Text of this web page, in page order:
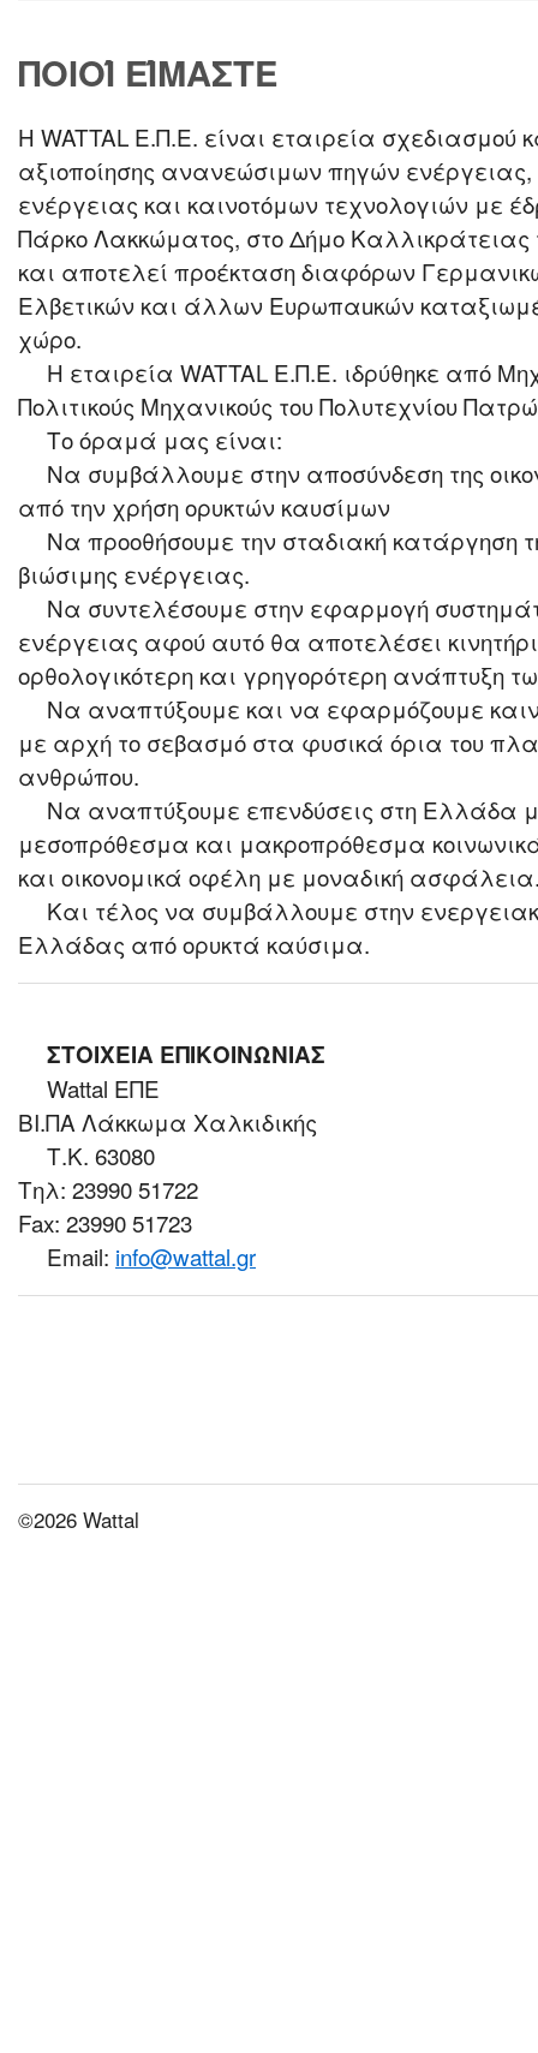
ΠΟΙΟΊ ΕΊΜΑΣΤΕ
Η WATTAL Ε.Π.Ε. είναι εταιρεία σχεδιασμού
αξιοποίησης ανανεώσιμων πηγών ενέργειας,
ενέργειας και καινοτόμων τεχνολογιών με
Πάρκο Λακκώματος, στο Δήμο Καλλικράτειας
και αποτελεί προέκταση διαφόρων
Ελβετικών και άλλων Ευρωπαuκών
χώρο.
Η εταιρεία WATTAL Ε.Π.Ε. ιδρύθηκε από
Πολιτικούς Μηχανικούς του Πολυτεχνίου
Το όραμά μας είναι:
Nα συμβάλλουμε στην αποσύνδεση της
από την χρήση ορυκτών καυσίμων
Nα προοθήσουμε την σταδιακή κατάργηση
βιώσιμης ενέργειας.
Nα συντελέσουμε στην εφαρμογή
ενέργειας αφού αυτό θα αποτελέσει
ορθολογικότερη και γρηγορότερη ανάπτυξη
Nα αναπτύξουμε και να εφαρμόζουμε
με αρχή το σεβασμό στα φυσικά όρια του
ανθρώπου.
Nα αναπτύξουμε επενδύσεις στη Ελλάδα
μεσοπρόθεσμα και μακροπρόθεσμα
και οικονομικά οφέλη με μοναδική
Και τέλος να συμβάλλουμε στην
Ελλάδας από ορυκτά καύσιμα.
ΣΤΟΙΧΕΙΑ ΕΠΙΚΟΙΝΩΝΙΑΣ
Wattal ΕΠΕ
ΒΙ.ΠΑ Λάκκωμα Χαλκιδικής
Τ.Κ. 63080
Τηλ: 23990 51722
Fax: 23990 51723
Email: info@wattal.gr
©2026 Wattal